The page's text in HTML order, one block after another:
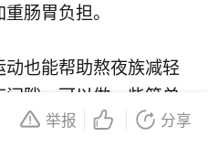
肠胃负担。
也能帮助熬夜族减轻
隙，可以做一些简单
吸等，以缓解身体僵
举报 分享